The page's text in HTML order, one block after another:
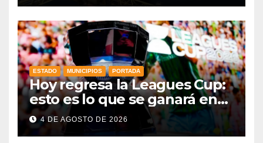
ESTADO MUNICIPIOS PORTADA
Hoy regresa la Leagues Cup:
esto es lo que se ganará en
esta edición
4 DE AGOSTO DE 2026